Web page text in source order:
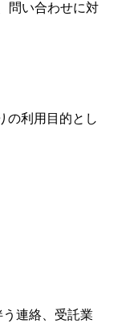
問い合わせに対
の利用目的とし
連絡、受託業